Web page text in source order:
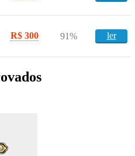
R$ 300 91% ler